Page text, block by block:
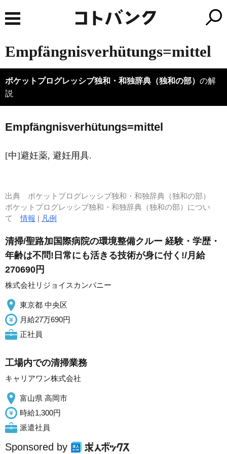
Empfängnisverhütungs=mittel
ポケットプログレッシブ独和・和独辞典（独和の部） の解
説
Empfängnisverhütungs=mittel
[中]避妊薬, 避妊用具.
出典 ポケットプログレッシブ独和・和独辞典（独和の部）
ポケットプログレッシブ独和・和独辞典（独和の部）につい
て情報 | 凡例
清掃/聖路加国際病院の環境整備クルー 経験・学歴・
年齢は不問!日常にも活きる技術が身に付く!/月給
270690円
株式会社リジョイスカンパニー
東京都 中央区
月給27万690円
正社員
工場内での清掃業務
キャリアワン株式会社
富山県 高岡市
時給1,300円
派遣社員
Sponsored by